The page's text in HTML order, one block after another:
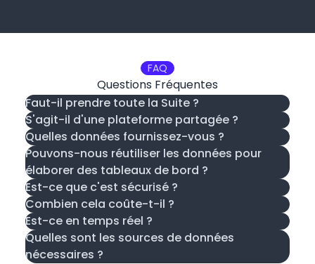
FAQ
Questions Fréquentes
Faut-il prendre toute la Suite ?
S'agit-il d'une plateforme partagée ?
Quelles données fournissez-vous ?
Pouvons-nous réutiliser les données pour
élaborer des tableaux de bord ?
Est-ce que c'est sécurisé ?
Combien cela coûte-t-il ?
Est-ce en temps réel ?
Quelles sont les sources de données
nécessaires ?